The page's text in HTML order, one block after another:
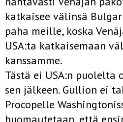
katkaisee välinsä
paha meille, koska
USA:ta katkaisemaan
kanssamme.
Tästä ei USA:n
sen jälkeen. Gullion ei
Procopelle
huomautetaan, että